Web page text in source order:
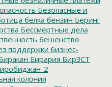
Безопасные и
белка бензин Беринг
Бессмертные дела
бешенство
поддержки бизнес-
Бирария БирЗСТ
2
колония